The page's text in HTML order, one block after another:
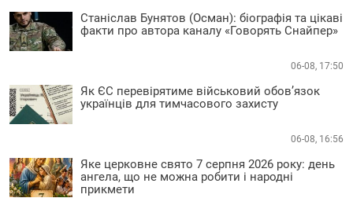
Станіслав Бунятов (Осман): біографія та цікаві
факти про автора каналу «Говорять Снайпер»
06-08, 17:50
Як ЄС перевірятиме військовий обов’язок
українців для тимчасового захисту
06-08, 16:56
Яке церковне свято 7 серпня 2026 року: день
ангела, що не можна робити і народні
прикмети